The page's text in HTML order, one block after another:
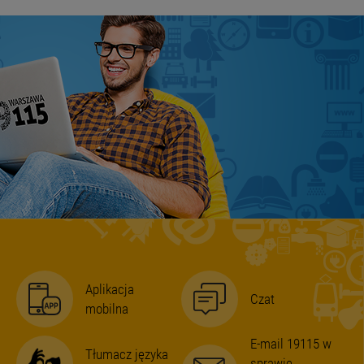
Aplikacja
mobilna
Czat
Tłumacz języka
E-mail 19115 w